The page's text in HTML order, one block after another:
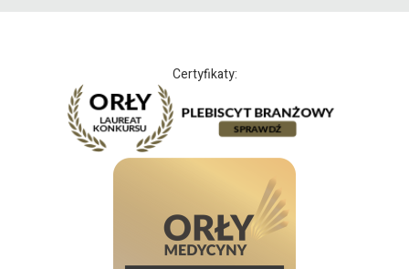
Certyfikaty: